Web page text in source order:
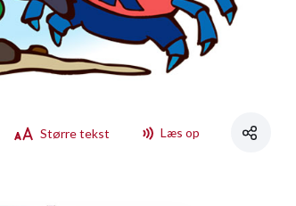
Større tekst Læs op